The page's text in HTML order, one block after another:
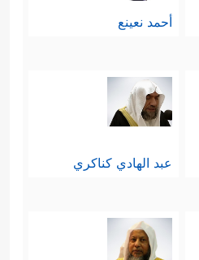
أحمد نعينع
عبد الهادي كناكري